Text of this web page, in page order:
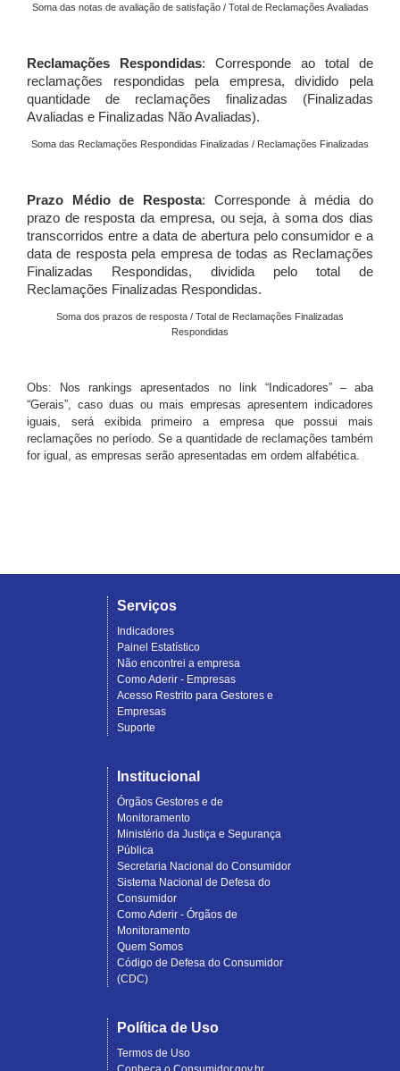
Soma das notas de avaliação de satisfação / Total de Reclamações Avaliadas
Reclamações Respondidas: Corresponde ao total de
reclamações respondidas pela empresa, dividido pela
quantidade de reclamações finalizadas (Finalizadas
Avaliadas e Finalizadas Não Avaliadas).
Soma das Reclamações Respondidas Finalizadas / Reclamações Finalizadas
Prazo Médio de Resposta: Corresponde à média do
prazo de resposta da empresa, ou seja, à soma dos dias
transcorridos entre a data de abertura pelo consumidor e a
data de resposta pela empresa de todas as Reclamações
Finalizadas Respondidas, dividida pelo total de
Reclamações Finalizadas Respondidas.
Soma dos prazos de resposta / Total de Reclamações Finalizadas
Respondidas
Obs: Nos rankings apresentados no link “Indicadores” – aba
“Gerais”, caso duas ou mais empresas apresentem indicadores
iguais, será exibida primeiro a empresa que possui mais
reclamações no período. Se a quantidade de reclamações também
for igual, as empresas serão apresentadas em ordem alfabética.
Serviços
Indicadores
Painel Estatístico
Não encontrei a empresa
Como Aderir - Empresas
Acesso Restrito para Gestores e
Empresas
Suporte
Institucional
Órgãos Gestores e de
Monitoramento
Ministério da Justiça e Segurança
Pública
Secretaria Nacional do Consumidor
Sistema Nacional de Defesa do
Consumidor
Como Aderir - Órgãos de
Monitoramento
Quem Somos
Código de Defesa do Consumidor
(CDC)
Política de Uso
Termos de Uso